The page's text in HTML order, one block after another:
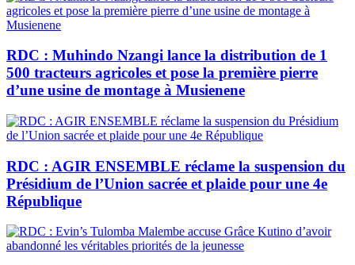
RDC : Muhindo Nzangi lance la distribution de 1
500 tracteurs agricoles et pose la première pierre
d’une usine de montage à Musienene
RDC : AGIR ENSEMBLE réclame la suspension du
Présidium de l’Union sacrée et plaide pour une 4e
République